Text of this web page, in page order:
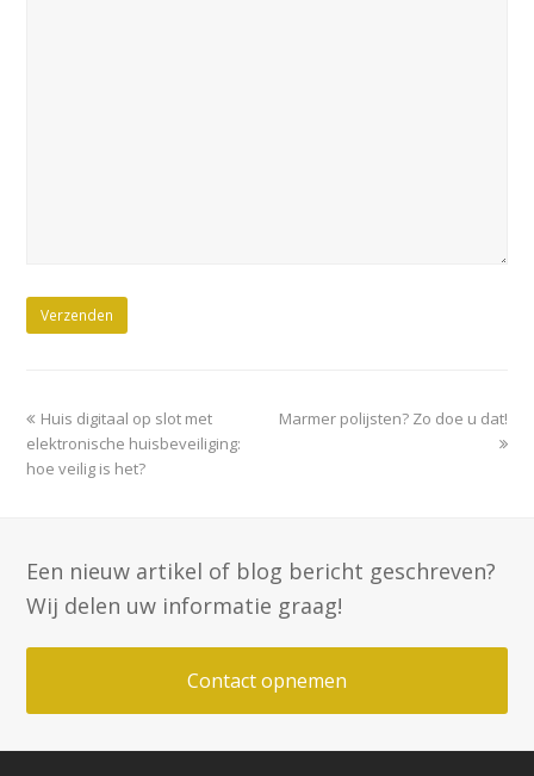
previous
post:
Huis digitaal op slot met
elektronische huisbeveiliging:
hoe veilig is het?
next
Marmer polijsten? Zo doe u dat!
Een nieuw artikel of blog bericht geschreven?
Wij delen uw informatie graag!
Contact opnemen